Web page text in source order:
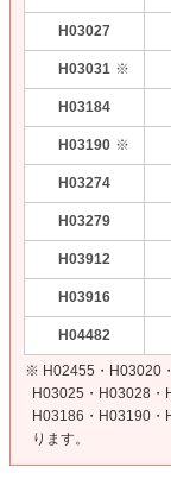
H03027
H03031 ※
H03184
H03190 ※
H03274
H03279
H03912
H03916
H04482
※ H02455・H03020
H03025・H03028・
H03186・H03190・
ります。